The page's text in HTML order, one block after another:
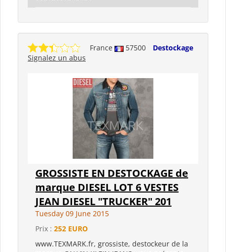
France 57500
Destockage
Signalez un abus
GROSSISTE EN DESTOCKAGE de
marque DIESEL LOT 6 VESTES
JEAN DIESEL "TRUCKER" 201
Tuesday 09 June 2015
Prix : 252 EURO
www.TEXMARK.fr, grossiste, destockeur de la